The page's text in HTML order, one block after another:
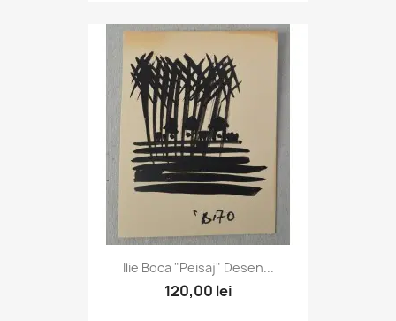
Ilie Boca "Peisaj" Desen...
120,00 lei